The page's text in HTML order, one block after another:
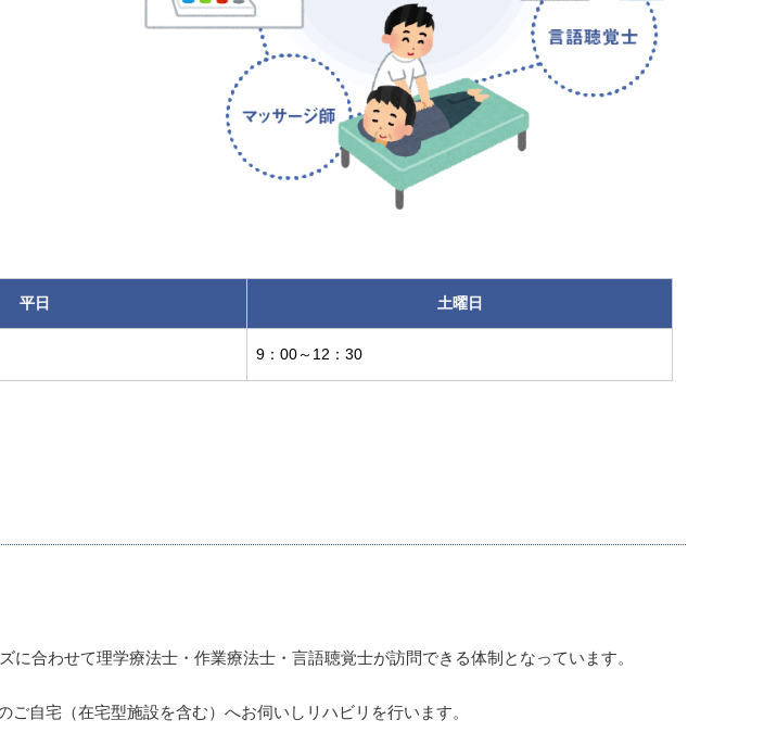
平日 土曜日
9：00～12：30
合わせて理学療法士・作業療法士・言語聴覚士が訪問できる体制となっています。
自宅（在宅型施設を含む）へお伺いしリハビリを行います。